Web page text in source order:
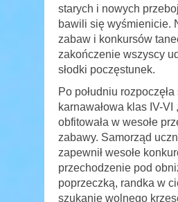
starych i nowych
bawili się wyśmienicie.
zabaw i konkursów
zakończenie wszyscy
słodki poczęstunek.
Po południu
karnawałowa klas IV-VI
obfitowała w wesołe
zabawy. Samorząd
zapewnił wesołe
przechodzenie pod
poprzeczką, randka w
szukanie wolnego